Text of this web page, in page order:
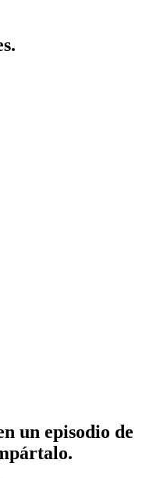
un episodio de